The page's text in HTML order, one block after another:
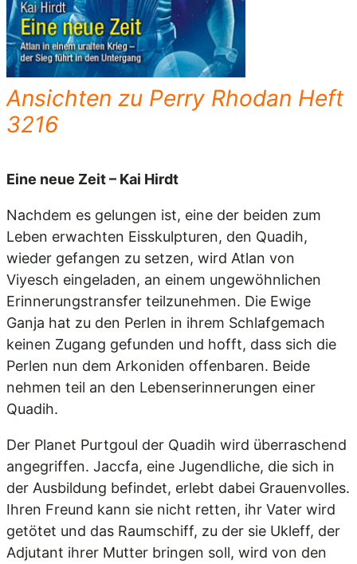
Ansichten zu Perry Rhodan Heft
3216
Eine neue Zeit – Kai Hirdt
Nachdem es gelungen ist, eine der beiden zum
Leben erwachten Eisskulpturen, den Quadih,
wieder gefangen zu setzen, wird Atlan von
Viyesch eingeladen, an einem ungewöhnlichen
Erinnerungstransfer teilzunehmen. Die Ewige
Ganja hat zu den Perlen in ihrem Schlafgemach
keinen Zugang gefunden und hofft, dass sich die
Perlen nun dem Arkoniden offenbaren. Beide
nehmen teil an den Lebenserinnerungen einer
Quadih.
Der Planet Purtgoul der Quadih wird überraschend
angegriffen. Jaccfa, eine Jugendliche, die sich in
der Ausbildung befindet, erlebt dabei Grauenvolles.
Ihren Freund kann sie nicht retten, ihr Vater wird
getötet und das Raumschiff, zu der sie Ukleff, der
Adjutant ihrer Mutter bringen soll, wird von den